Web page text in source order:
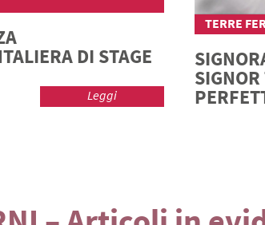
DI STAGE
Leggi
TERRE